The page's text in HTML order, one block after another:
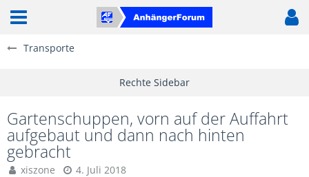
Transporte
Gartenschuppen, vorn auf der Auffahrt
aufgebaut und dann nach hinten
gebracht
xiszone 4. Juli 2018